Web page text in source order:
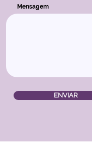
Mensagem
ENVIAR